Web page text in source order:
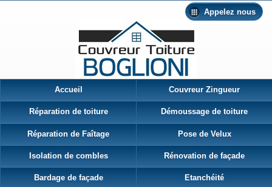
Appelez nous
Accueil Couvreur Zingueur
Réparation de toiture Démoussage de toiture
Réparation de Faîtage Pose de Velux
Isolation de combles Rénovation de façade
Bardage de façade Etanchéité